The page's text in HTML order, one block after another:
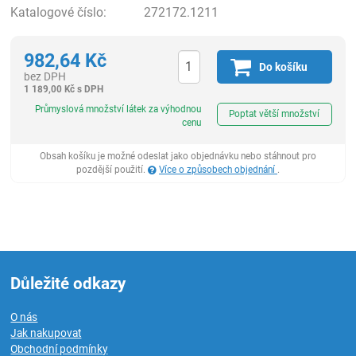
Katalogové číslo:
272172.1211
982,64 Kč
bez DPH
1 189,00Kč s DPH
Do košíku
Průmyslová množství látek za výhodnou
cenu
Poptat větší množství
Obsah košíku je možné odeslat jako objednávku nebo stáhnout pro
pozdější použití.
Více o způsobech objednání .
Důležité odkazy
O nás
Jak nakupovat
Obchodní podmínky